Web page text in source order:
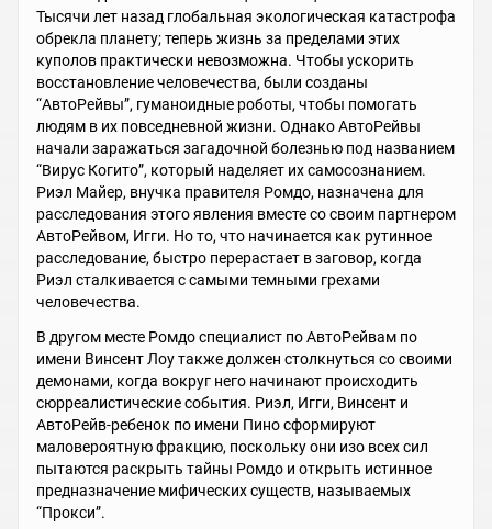
Тысячи лет назад глобальная экологическая катастрофа
обрекла планету; теперь жизнь за пределами этих
куполов практически невозможна. Чтобы ускорить
восстановление человечества, были созданы
“АвтоРейвы”, гуманоидные роботы, чтобы помогать
людям в их повседневной жизни. Однако АвтоРейвы
начали заражаться загадочной болезнью под названием
“Вирус Когито”, который наделяет их самосознанием.
Риэл Майер, внучка правителя Ромдо, назначена для
расследования этого явления вместе со своим партнером
АвтоРейвом, Игги. Но то, что начинается как рутинное
расследование, быстро перерастает в заговор, когда
Риэл сталкивается с самыми темными грехами
человечества.
В другом месте Ромдо специалист по АвтоРейвам по
имени Винсент Лоу также должен столкнуться со своими
демонами, когда вокруг него начинают происходить
сюрреалистические события. Риэл, Игги, Винсент и
АвтоРейв-ребенок по имени Пино сформируют
маловероятную фракцию, поскольку они изо всех сил
пытаются раскрыть тайны Ромдо и открыть истинное
предназначение мифических существ, называемых
“Прокси”.